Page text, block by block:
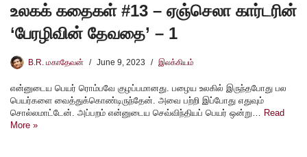
உலகக் கதைகள் #13 – ஏஞ்செலா கார்டரின்
‘பேரழிவின் தேவதை’ – 1
B.R. மகாதேவன் June 9, 2023 இலக்கியம்
என்னுடைய பெயர் ரொம்பவே குழப்பமானது. பழைய உலகில் இருந்தபோது பல
பெயர்களை வைத்துக்கொண்டிருந்தேன். அவை பற்றி இப்போது எதுவும்
சொல்லமாட்டேன். அப்பறம் என்னுடைய செவ்விந்தியப் பெயர் ஒன்று…
Read
More »